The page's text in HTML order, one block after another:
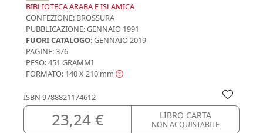
BIBLIOTECA ARABA E ISLAMICA
CONFEZIONE: BROSSURA
PUBBLICAZIONE:GENNAIO 1991
FUORI CATALOGO: GENNAIO 2019
PAGINE: 376
PESO: 451 GRAMMI
FORMATO: 140 X 210 mm
ISBN 9788821174612
23,24 € LIBRO CARTA
NON ACQUISTABILE